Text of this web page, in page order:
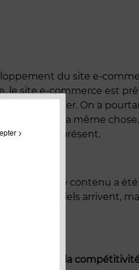
>
du site e-
le site e-commerce est
va pas couler. On a
la même
n’est pas présent.
Le contenu a
potentiels arrivent,
de renforcer la